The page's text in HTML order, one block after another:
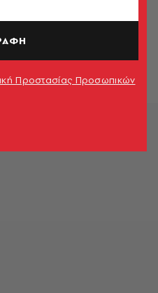
των Φίλων του Εθνικού
Προστασίας Προσωπικών